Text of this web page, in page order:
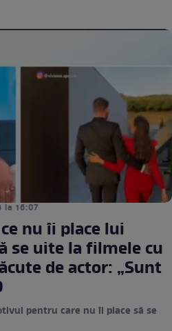
la 16:07
nu îi place lui
se uite la filmele cu
de actor: „Sunt
pentru care nu îi place să se